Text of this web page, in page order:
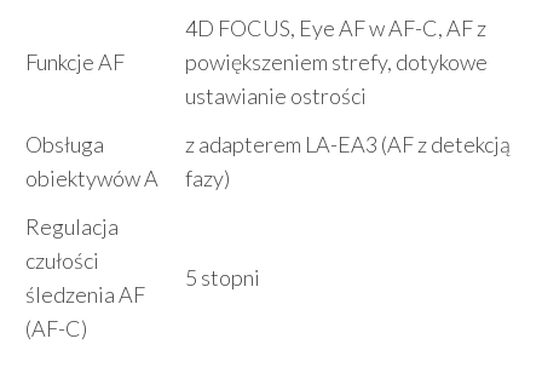
Funkcje AF
4D FOCUS, Eye AF w AF-C, AF z
powiększeniem strefy, dotykowe
ustawianie ostrości
Obsługa
obiektywów A
z adapterem LA-EA3 (AF z detekcją
fazy)
Regulacja
czułości
śledzenia AF
(AF-C)
5 stopni